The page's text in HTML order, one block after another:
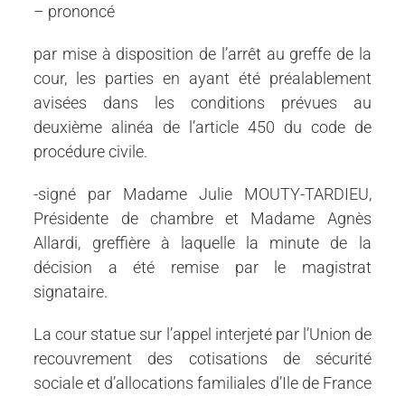
– prononcé
par mise à disposition de l’arrêt au greffe de la
cour, les parties en ayant été préalablement
avisées dans les conditions prévues au
deuxième alinéa de l’article 450 du code de
procédure civile.
-signé par Madame Julie MOUTY-TARDIEU,
Présidente de chambre et Madame Agnès
Allardi, greffière à laquelle la minute de la
décision a été remise par le magistrat
signataire.
La cour statue sur l’appel interjeté par l’Union de
recouvrement des cotisations de sécurité
sociale et d’allocations familiales d’Ile de France